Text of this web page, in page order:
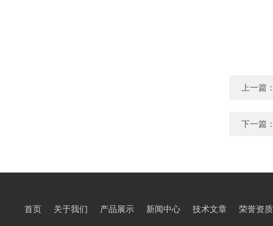
上一篇
下一篇
首页 关于我们 产品展示 新闻中心 技术文章 荣誉资质